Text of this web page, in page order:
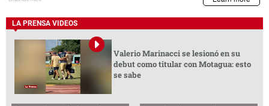
LA PRENSA VIDEOS
Valerio Marinacci se lesionó en su
debut como titular con Motagua: esto
se sabe